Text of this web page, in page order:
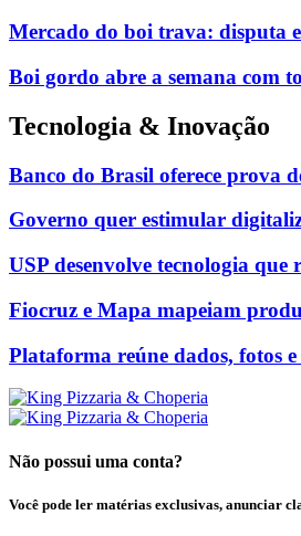
Mercado do boi trava: disputa
Boi gordo abre a semana com
Tecnologia & Inovação
Banco do Brasil oferece prova
Governo quer estimular
USP desenvolve tecnologia
Fiocruz e Mapa mapeiam
Plataforma reúne dados, fotos
Não possui uma conta?
Você pode ler matérias exclusivas, anunciar